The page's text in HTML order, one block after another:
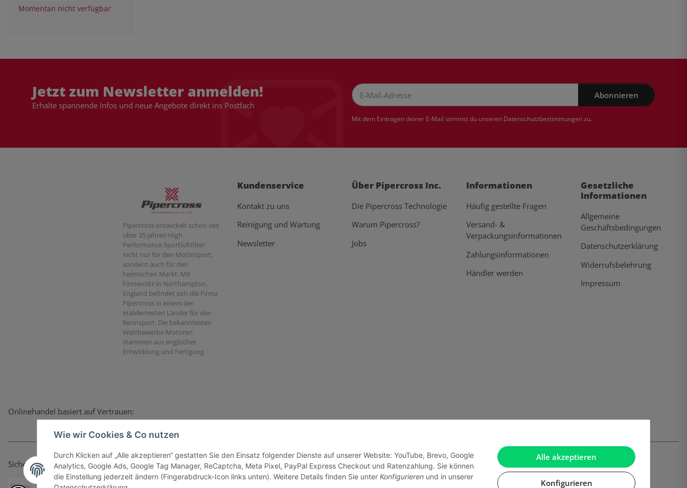
Alle akzeptieren
Konfigurieren
Wie wir Cookies & Co nutzen
Durch Klicken auf „Alle akzeptieren“ gestatten Sie den Einsatz folgender Dienste auf unserer Website: YouTube, Brevo, Google
Analytics, Google Ads, Google Tag Manager, ReCaptcha, Meta Pixel, PayPal Express Checkout und Ratenzahlung. Sie können
die Einstellung jederzeit ändern (Fingerabdruck-Icon links unten). Weitere Details finden Sie unter Konfigurieren und in unserer
Momentan nicht verfügbar
Jetzt zum Newsletter anmelden!
Erhalte spannende Infos und neue Angebote direkt ins Postfach
Abonnieren
Mit dem Eintragen deiner E-Mail stimmst du unseren Datenschutzbestimmungenzu.
Pipercross entwickelt schon seit
über 35 Jahren High
Performance Sportluftfilter
nicht nur für den Motorsport,
sondern auch für den
heimischen Markt. Mit
Firmensitz in Northampton,
England befindet sich die Firma
Pipercross in einem der
etabliertesten Länder für den
Rennsport. Die bekanntesten
Wettbewerbs-Motoren
stammen aus englischer
Entwicklung und Fertigung.
Kundenservice
Kontakt zu uns
Reinigung und Wartung
Newsletter
Über Pipercross Inc.
Die Pipercross Technologie
Warum Pipercross?
Jobs
Informationen
Häufig gestellte Fragen
Versand- &
Verpackungsinformationen
Zahlungsinformationen
Händler werden
Gesetzliche
Informationen
Allgemeine
Geschäftsbedingungen
Datenschutzerklärung
Widerrufsbelehrung
Impressum
Onlinehandel basiert auf Vertrauen:
Sicher bezahlen via: